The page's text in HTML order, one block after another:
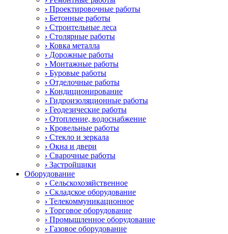
› Проектировочные работы
› Бетонные работы
› Строительные леса
› Столярные работы
› Ковка металла
› Дорожные работы
› Монтажные работы
› Буровые работы
› Отделочные работы
› Кондиционирование
› Гидроизоляционные работы
› Геодезические работы
› Отопление, водоснабжение
› Кровельные работы
› Стекло и зеркала
› Окна и двери
› Сварочные работы
› Застройщики
Оборудование
› Сельскохозяйственное
› Складское оборудование
› Телекоммуникационное
› Торговое оборудование
› Промышленное оборудование
› Газовое оборудование